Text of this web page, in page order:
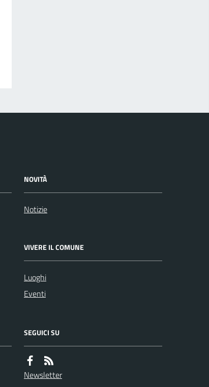
NOVITÀ
Notizie
VIVERE IL COMUNE
Luoghi
Eventi
SEGUICI SU
Newsletter